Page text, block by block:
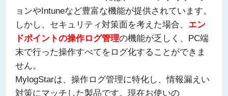
ョンやIntuneなど豊富な機能が提供されています。
しかし、セキュリティ対策面を考えた場合、 エン
ドポイントの操作ログ管理の機能が乏しく、PC端
末で行った操作すべてをログ化することができま
せん。
MylogStarは、操作ログ管理に特化し、情報漏えい
対策にマッチした製品です。現在お使いの